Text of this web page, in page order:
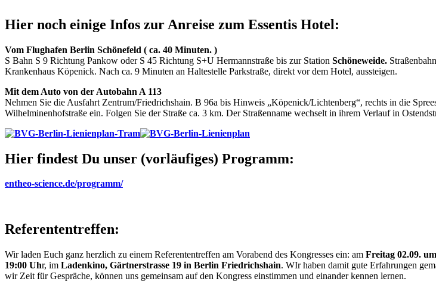
Hier noch einige Infos zur Anreise zum Essentis Hotel:
Vom Flughafen Berlin Schönefeld ( ca. 40 Minuten. )
S Bahn S 9 Richtung Pankow oder S 45 Richtung S+U Hermannstraße bis zur Station Schöneweide.
Krankenhaus Köpenick. Nach ca. 9 Minuten an Haltestelle Parkstraße, direkt vor dem Hotel, aussteigen.
Mit dem Auto von der Autobahn A 113
Nehmen Sie die Ausfahrt Zentrum/Friedrichshain. B 96a bis Hinweis „Köpenick/Lichtenberg“, rechts in die
Wilhelminenhofstraße ein. Folgen Sie der Straße ca. 3 km. Der Straßenname wechselt in ihrem Verlauf in
Hier findest Du unser (vorläufiges) Programm:
entheo-science.de/programm/
Referententreffen:
Wir laden Euch ganz herzlich zu einem Referententreffen am Vorabend des Kongresses ein: am Freitag 02.09. um
19:00 Uhr, im Ladenkino, Gärtnerstrasse 19 in Berlin Friedrichshain. WIr haben damit gute Erfahrungen
wir Zeit für Gespräche, können uns gemeinsam auf den Kongress einstimmen und einander kennen lernen.